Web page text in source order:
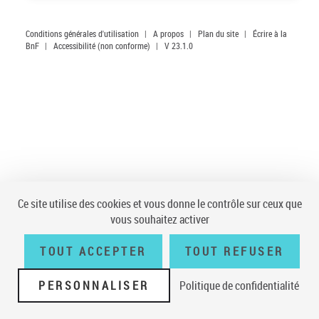
Conditions générales d'utilisation | A propos | Plan du site |
Écrire à la
BnF | Accessibilité (non conforme) | V 23.1.0
Ce site utilise des cookies et vous donne le contrôle sur ceux que
vous souhaitez activer
TOUT ACCEPTER TOUT REFUSER
PERSONNALISER Politique de confidentialité